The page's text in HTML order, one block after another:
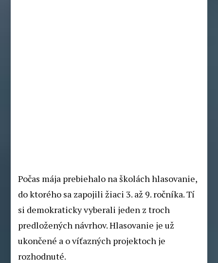
Počas mája prebiehalo na školách hlasovanie,
do ktorého sa zapojili žiaci 3. až 9. ročníka. Tí
si demokraticky vyberali jeden z troch
predložených návrhov. Hlasovanie je už
ukončené a o víťazných projektoch je
rozhodnuté.